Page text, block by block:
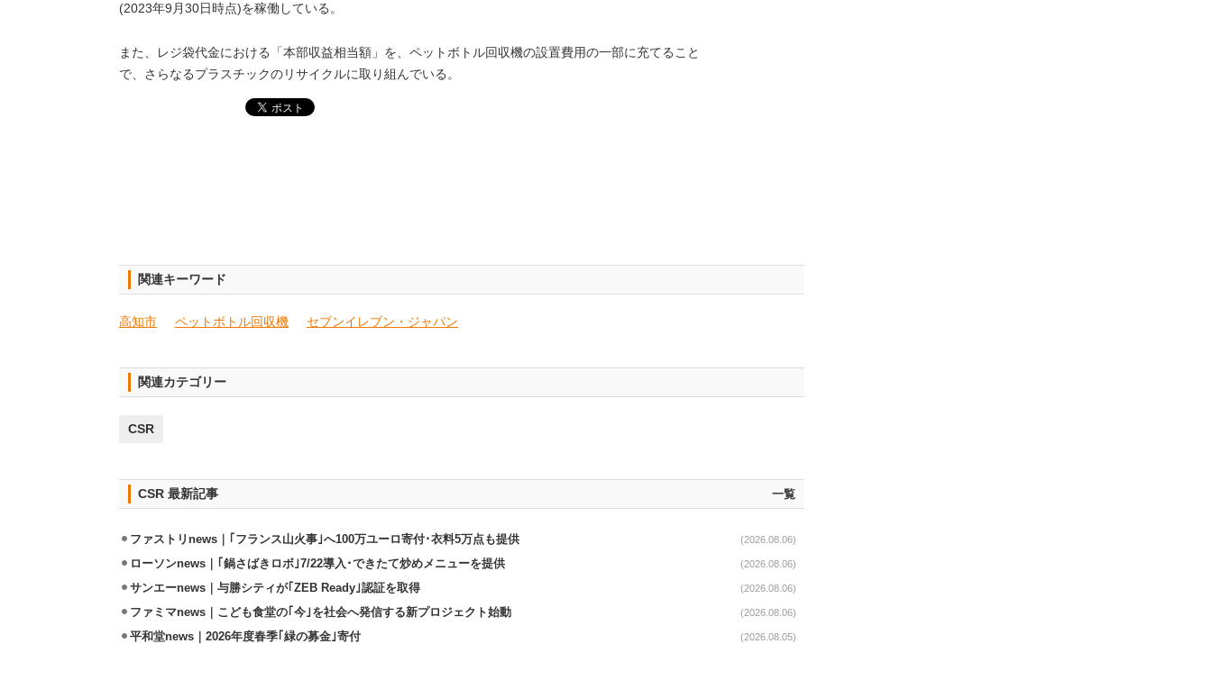
(2023年9月30日時点)を稼働している。
また、レジ袋代金における「本部収益相当額」を、ペットボトル回収機の設置費用の一部に充てること
で、さらなるプラスチックのリサイクルに取り組んでいる。
関連キーワード
高知市 ペットボトル回収機 セブンイレブン・ジャパン
関連カテゴリー
CSR
CSR 最新記事 一覧
ファストリnews｜｢フランス山火事｣へ100万ユーロ寄付･衣料5万点も提供 (2026.08.06)
ローソンnews｜｢鍋さばきロボ｣7/22導入･できたて炒めメニューを提供 (2026.08.06)
サンエーnews｜与勝シティが｢ZEB Ready｣認証を取得 (2026.08.06)
ファミマnews｜こども食堂の｢今｣を社会へ発信する新プロジェクト始動 (2026.08.06)
平和堂news｜2026年度春季｢緑の募金｣寄付 (2026.08.05)